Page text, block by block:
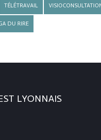
TÉLÉTRAVAIL
DU RIRE
LYONNAIS